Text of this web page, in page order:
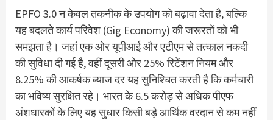
EPFO 3.0 न केवल तकनीक के उपयोग को बढ़ावा देता है, बल्कि
यह बदलते कार्य परिवेश (Gig Economy) की जरूरतों को भी
समझता है। जहां एक ओर यूपीआई और एटीएम से तत्काल नकदी
की सुविधा दी गई है, वहीं दूसरी ओर 25% रिटेंशन नियम और
8.25% की आकर्षक ब्याज दर यह सुनिश्चित करती है कि कर्मचारी
का भविष्य सुरक्षित रहे। भारत के 6.5 करोड़ से अधिक पीएफ
अंशधारकों के लिए यह सुधार किसी बड़े आर्थिक वरदान से कम नहीं